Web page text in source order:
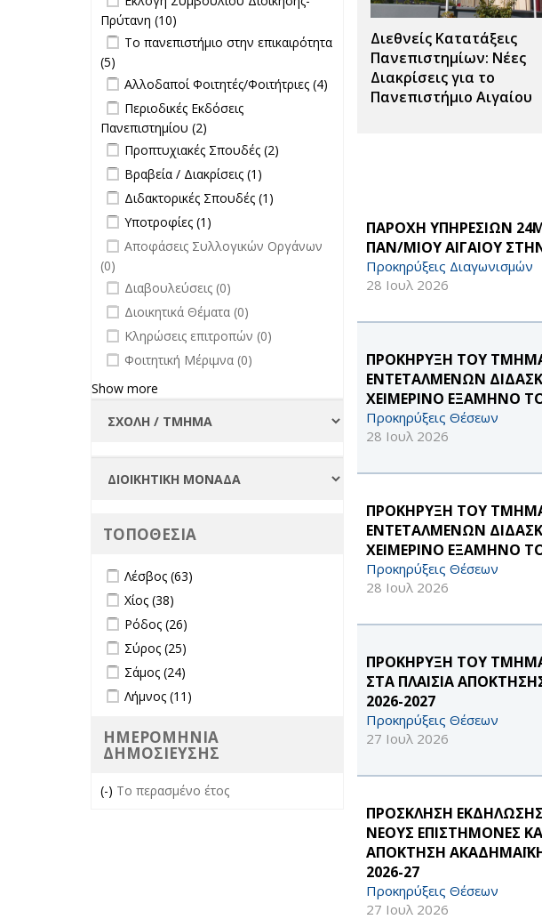
Διεθνείς Κατατάξεις
Πανεπιστημίων: Νέες
Διακρίσεις για το
Πανεπιστήμιο Αιγαίου
ΠΑΡΟΧΗ ΥΠΗΡΕΣΙΩΝ
ΠΑΝ/ΜΙΟΥ ΑΙΓΑΙΟΥ
Προκηρύξεις Διαγωνισμών
28 Ιουλ 2026
ΠΡΟΚΗΡΥΞΗ ΤΟΥ
ΕΝΤΕΤΑΛΜΕΝΩΝ
ΧΕΙΜΕΡΙΝΟ ΕΞΑΜΗΝΟ
Προκηρύξεις Θέσεων
28 Ιουλ 2026
ΠΡΟΚΗΡΥΞΗ ΤΟΥ
ΕΝΤΕΤΑΛΜΕΝΩΝ
ΧΕΙΜΕΡΙΝΟ ΕΞΑΜΗΝΟ
Προκηρύξεις Θέσεων
28 Ιουλ 2026
ΠΡΟΚΗΡΥΞΗ ΤΟΥ
ΣΤΑ ΠΛΑΙΣΙΑ
2026-2027
Προκηρύξεις Θέσεων
27 Ιουλ 2026
ΠΡΟΣΚΛΗΣΗ
ΝΕΟΥΣ ΕΠΙΣΤΗΜΟΝΕΣ
ΑΠΟΚΤΗΣΗ
2026-27
Προκηρύξεις Θέσεων
27 Ιουλ 2026
Σπουδές filter
Πρύτανη filter
Πρύτανη (10)
Διοίκησης-Πρύτανη filter
Apply Το πανεπιστήμιο στην
επικαιρότητα filter
Το πανεπιστήμιο στην επικαιρότητα
(5)
επικαιρότητα filter
Apply Αλλοδαποί Φοιτητές/
Φοιτήτριες filter
Αλλοδαποί Φοιτητές/Φοιτήτριες (4)
Αλλοδαποί
Apply Περιοδικές Εκδόσεις
Πανεπιστημίου filter
Περιοδικές Εκδόσεις
Πανεπιστημίου (2)
Εκδόσεις
Πανεπιστημίου filter
Apply Προπτυχιακές Σπουδές filter
Προπτυχιακές Σπουδές (2)
Apply Βραβεία / Διακρίσεις filter
Βραβεία / Διακρίσεις (1)
Διακρίσεις
Apply Διδακτορικές Σπουδές filter
Διδακτορικές Σπουδές (1)
filter
Apply Υποτροφίες filter
Υποτροφίες (1)
undefined
Αποφάσεις Συλλογικών Οργάνων
(0)
undefined
Διαβουλεύσεις (0)
undefined
Διοικητικά Θέματα (0)
undefined
Κληρώσεις επιτροπών (0)
undefined
Φοιτητική Μέριμνα (0)
Show more
ΤΟΠΟΘΕΣΙΑ
Apply Λέσβος filter
Λέσβος (63)
Apply Χίος filter
Χίος (38)
Apply Ρόδος filter
Ρόδος (26)
Apply Σύρος filter
Σύρος (25)
Apply Σάμος filter
Σάμος (24)
Apply Λήμνος filter
Λήμνος (11)
ΗΜΕΡΟΜΗΝΙΑ
ΔΗΜΟΣΙΕΥΣΗΣ
(-) Remove Το περασμένο έτος filter
Το περασμένο έτος